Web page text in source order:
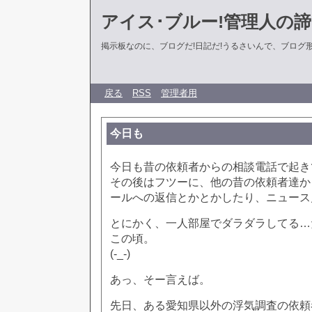
アイス･ブルー!管理人の
掲示板なのに、ブログだ!日記だ!うるさいんで、ブログ
戻る RSS 管理者用
今日も
今日も昔の依頼者からの相談電話で起
その後はフツーに、他の昔の依頼者達
ールへの返信とかとかしたり、ニュー
とにかく、一人部屋でダラダラしてる
この頃。
(-_-)
あっ、そー言えば。
先日、ある愛知県以外の浮気調査の依